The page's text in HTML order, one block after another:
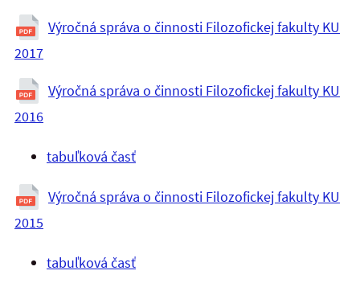
Výročná správa o činnosti Filozofickej fakulty KU
2017
Výročná správa o činnosti Filozofickej fakulty KU
2016
tabuľková časť
Výročná správa o činnosti Filozofickej fakulty KU
2015
tabuľková časť